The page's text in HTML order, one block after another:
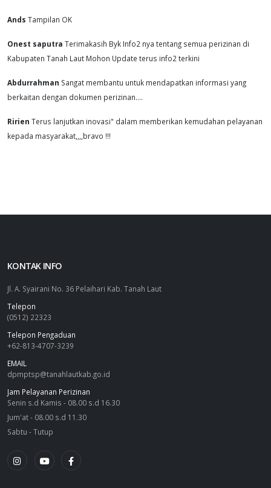
Ands Tampilan OK
Onest saputra Terimakasih Byk Info2 nya tentang semua perizinan di
Kabupaten Tanah Laut Mohon Update terus info2 terkini
Abdurrahman Sangat membantu untuk mendapatkan informasi yang
berkaitan dengan dokumen perizinan....
Ririen Terus lanjutkan inovasi" dalam memberikan kemudahan pelayanan
kepada masyarakat,,,,bravo !!!
KONTAK INFO
Jl. A. Syairani No. 36 Pelaihari Kab. Tanah Laut
Telepon
(0512) 22323
Telepon Pengaduan
+62-813-4707-3239
EMAIL
dpmptsp@tanahlautkab.go.id
Jam Pelayanan Perizinan
Senin s.d Kamis - 08.00 s.d 16.30
Jum'at - 08.00 s.d 11.30
Sabtu - Tutup